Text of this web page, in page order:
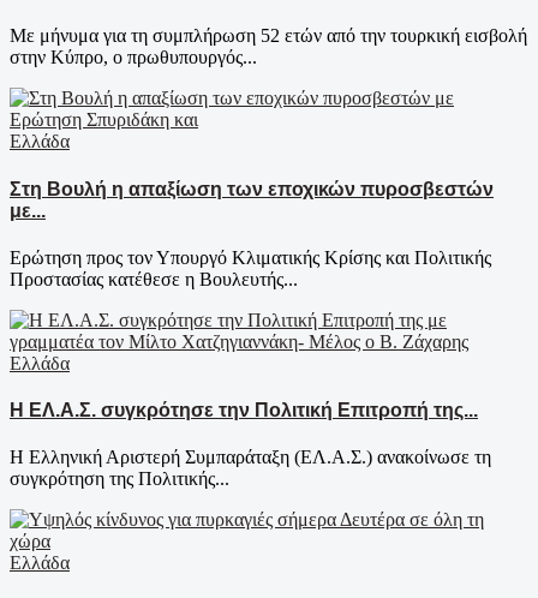
Με μήνυμα για τη συμπλήρωση 52 ετών από την τουρκική εισβολή
στην Κύπρο, ο πρωθυπουργός...
Ελλάδα
Στη Βουλή η απαξίωση των εποχικών πυροσβεστών
με...
Ερώτηση προς τον Υπουργό Κλιματικής Κρίσης και Πολιτικής
Προστασίας κατέθεσε η Βουλευτής...
Ελλάδα
Η ΕΛ.Α.Σ. συγκρότησε την Πολιτική Επιτροπή της...
Η Ελληνική Αριστερή Συμπαράταξη (ΕΛ.Α.Σ.) ανακοίνωσε τη
συγκρότηση της Πολιτικής...
Ελλάδα